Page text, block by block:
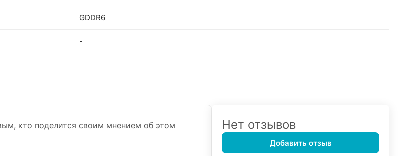
GDDR6
-
кто поделится своим мнением об этом
Нет отзывов
Добавить отзыв